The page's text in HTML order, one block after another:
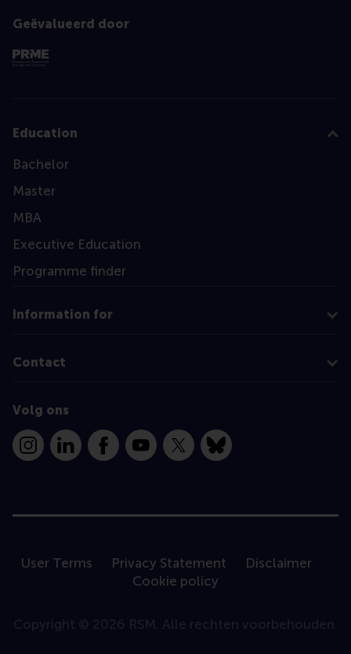
Geëvalueerd door
Education
Bachelor
Master
MBA
Executive Education
Programme finder
Information for
Contact
Volg ons
InstagramLinkedInFacebookYouTube
X Bluesky
User Terms Privacy Statement
Disclaimer
Cookie policy